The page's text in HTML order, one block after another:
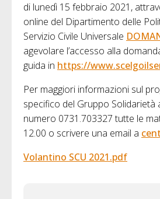
di lunedì 15 febbraio 2021,
online del Dipartimento delle
Servizio Civile Universale
agevolare l’accesso alla
guida in https://
Per maggiori informazioni sul
specifico del Gruppo Solidarietà
numero 0731.703327 tutte le
12.00 o scrivere una email a
Volantino SCU 2021.pdf